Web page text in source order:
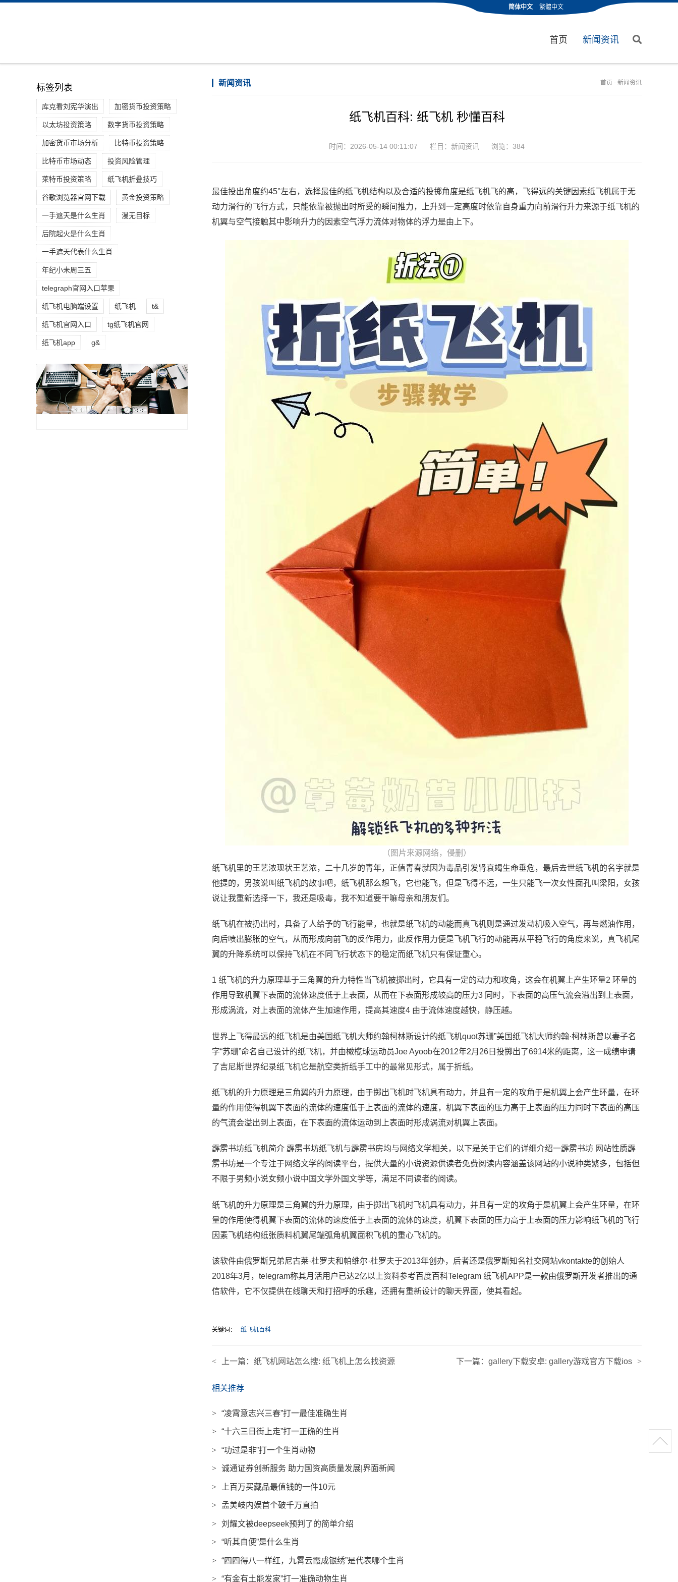
简体中文 繁體中文
首页 新闻资讯
标签列表
库克看刘宪华演出 加密货币投资策略
以太坊投资策略 数字货币投资策略
加密货币市场分析 比特币投资策略
比特币市场动态 投资风险管理
莱特币投资策略 纸飞机折叠技巧
谷歌浏览器官网下载 黄金投资策略
一手遮天是什么生肖 漫无目标
后院起火是什么生肖
一手遮天代表什么生肖
年纪小未周三五
telegraph官网入口苹果
纸飞机电脑端设置 纸飞机 t&
纸飞机官网入口 tg纸飞机官网
纸飞机app g&
新闻资讯 首页 - 新闻资讯
纸飞机百科: 纸飞机 秒懂百科
时间：2026-05-14 00:11:07 栏目： 新闻资讯 浏览：384
最佳投出角度约45°左右，选择最佳的纸飞机结构以及合适的投掷角度是纸飞机飞的高，飞得远的关键因素纸飞机属于无
动力滑行的飞行方式，只能依靠被抛出时所受的瞬间推力，上升到一定高度时依靠自身重力向前滑行升力来源于纸飞机的
机翼与空气接触其中影响升力的因素空气浮力流体对物体的浮力是由上下。
（图片来源网络，侵删）
纸飞机里的王艺浓现状王艺浓，二十几岁的青年，正值青春就因为毒品引发肾衰竭生命垂危，最后去世纸飞机的名字就是
他提的，男孩说叫纸飞机的故事吧，纸飞机那么想飞，它也能飞，但是飞得不远，一生只能飞一次女性面孔叫梁阳，女孩
说让我重新选择一下，我还是吸毒，我不知道要干嘛母亲和朋友们。
纸飞机在被扔出时，具备了人给予的飞行能量，也就是纸飞机的动能而真飞机则是通过发动机吸入空气，再与燃油作用，
向后喷出膨胀的空气，从而形成向前飞的反作用力，此反作用力便是飞机飞行的动能再从平稳飞行的角度来说，真飞机尾
翼的升降系统可以保持飞机在不同飞行状态下的稳定而纸飞机只有保证重心。
1 纸飞机的升力原理基于三角翼的升力特性当飞机被掷出时，它具有一定的动力和攻角，这会在机翼上产生环量2 环量的
作用导致机翼下表面的流体速度低于上表面，从而在下表面形成较高的压力3 同时，下表面的高压气流会溢出到上表面，
形成涡流，对上表面的流体产生加速作用，提高其速度4 由于流体速度越快，静压越。
世界上飞得最远的纸飞机是由美国纸飞机大师约翰柯林斯设计的纸飞机quot苏珊”美国纸飞机大师约翰·柯林斯曾以妻子名
字“苏珊”命名自己设计的纸飞机，并由橄榄球运动员Joe Ayoob在2012年2月26日投掷出了6914米的距离，这一成绩申请
了吉尼斯世界纪录纸飞机它是航空类折纸手工中的最常见形式，属于折纸。
纸飞机的升力原理是三角翼的升力原理，由于掷出飞机时飞机具有动力，并且有一定的攻角于是机翼上会产生环量，在环
量的作用使得机翼下表面的流体的速度低于上表面的流体的速度，机翼下表面的压力高于上表面的压力同时下表面的高压
的气流会溢出到上表面，在下表面的流体运动到上表面时形成涡流对机翼上表面。
霹雳书坊纸飞机简介 霹雳书坊纸飞机与霹雳书房均与网络文学相关，以下是关于它们的详细介绍一霹雳书坊 网站性质霹
雳书坊是一个专注于网络文学的阅读平台，提供大量的小说资源供读者免费阅读内容涵盖该网站的小说种类繁多，包括但
不限于男频小说女频小说中国文学外国文学等，满足不同读者的阅读。
纸飞机的升力原理是三角翼的升力原理，由于掷出飞机时飞机具有动力，并且有一定的攻角于是机翼上会产生环量，在环
量的作用使得机翼下表面的流体的速度低于上表面的流体的速度，机翼下表面的压力高于上表面的压力影响纸飞机的飞行
因素飞机结构纸张质料机翼尾端弧角机翼面积飞机的重心飞机的。
该软件由俄罗斯兄弟尼古莱·杜罗夫和帕维尔·杜罗夫于2013年创办，后者还是俄罗斯知名社交网站vkontakte的创始人
2018年3月，telegram称其月活用户已达2亿以上资料参考百度百科Telegram 纸飞机APP是一款由俄罗斯开发者推出的通
信软件，它不仅提供在线聊天和打招呼的乐趣，还拥有重新设计的聊天界面，使其看起。
关键词： 纸飞机百科
< 上一篇： 纸飞机网站怎么搜: 纸飞机上怎么找资源 >
下一篇： gallery下载安卓: gallery游戏官方下载ios
相关推荐
> “凌霄意志兴三春”打一最佳准确生肖
> “十六三日街上走”打一正确的生肖
> “功过是非”打一个生肖动物
> 诚通证券创新服务 助力国资高质量发展|界面新闻
> 上百万买藏品最值钱的一件10元
> 孟美岐内娱首个破千万直拍
> 刘耀文被deepseek预判了的简单介绍
> “听其自便”是什么生肖
> “四四得八一样红，九霄云霞成银绣”是代表哪个生肖
> “有金有土能发家”打一准确动物生肖